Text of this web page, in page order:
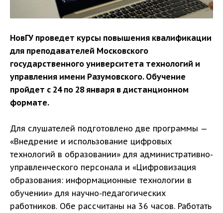
НовГУ проведет курсы повышения квалификации
для преподавателей Московского
государственного университета технологий и
управления имени Разумовского. Обучение
пройдет с 24 по 28 января в дистанционном
формате.
Для слушателей подготовлено две программы —
«Внедрение и использование цифровых
технологий в образовании» для административно-
управленческого персонала и «Цифровизация
образования: информационные технологии в
обучении» для научно-педагогических
работников. Обе рассчитаны на 36 часов. Работать